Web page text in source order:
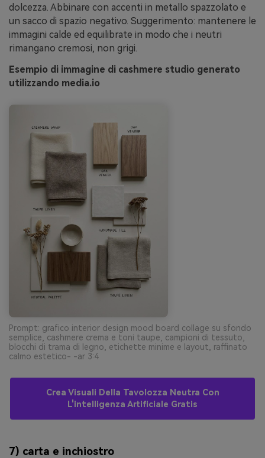
dolcezza. Abbinare con accenti in metallo spazzolato e
un sacco di spazio negativo. Suggerimento: mantenere le
immagini calde ed equilibrate in modo che i neutri
rimangano cremosi, non grigi.
Esempio di immagine di cashmere studio generato
utilizzando media.io
Prompt: grafico interior design mood board collage su sfondo
semplice, cashmere crema e toni taupe, campioni di tessuto,
blocchi di trama di legno, etichette minime e layout, raffinato
calmo estetico- -ar 3:4
Crea Visuali Della Tavolozza Neutra Con
L'intelligenza Artificiale Gratis
7) carta e inchiostro